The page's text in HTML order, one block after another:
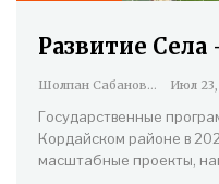
Развитие
Шолпан Сабанова Июл
Государственные
Кордайском районе в
масштабные проекты,